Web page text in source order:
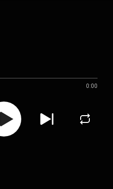
0:00